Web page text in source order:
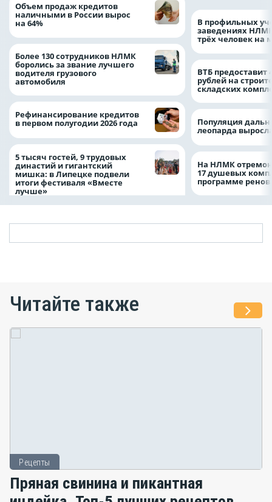
Объем продаж кредитов
наличными в России вырос
на 64%
Более 130 сотрудников НЛМК
боролись за звание лучшего
водителя грузового
автомобиля
Рефинансирование кредитов
в первом полугодии 2026 года
5 тысяч гостей, 9 трудовых
династий и гигантский
мишка: в Липецке подвели
итоги фестиваля «Вместе
лучше»
В профильных
заведениях
трёх человек на
ВТБ предоставит
рублей на
складских
Популяция
леопарда
На НЛМК
17 душевых
программе
Читайте также
Рецепты
Пряная свинина и пикантная